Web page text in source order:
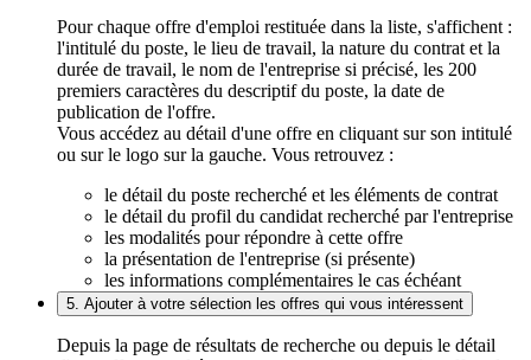
Pour chaque offre d'emploi restituée dans la liste, s'affichent :
l'intitulé du poste, le lieu de travail, la nature du contrat et la
durée de travail, le nom de l'entreprise si précisé, les 200
premiers caractères du descriptif du poste, la date de
publication de l'offre.
Vous accédez au détail d'une offre en cliquant sur son intitulé
ou sur le logo sur la gauche. Vous retrouvez :
le détail du poste recherché et les éléments de contrat
le détail du profil du candidat recherché par l'entreprise
les modalités pour répondre à cette offre
la présentation de l'entreprise (si présente)
les informations complémentaires le cas échéant
5. Ajouter à votre sélection les offres qui vous intéressent
Depuis la page de résultats de recherche ou depuis le détail